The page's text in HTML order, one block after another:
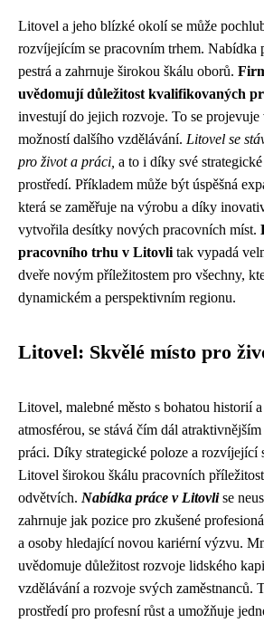
Litovel a jeho blízké okolí se může
rozvíjejícím se pracovním trhem. Nabídka
pestrá a zahrnuje širokou škálu oborů.
uvědomují důležitost kvalifikovaných
investují do jejich rozvoje. To se projevuje
možností dalšího vzdělávání. Litovel se
pro život a práci, a to i díky své
prostředí. Příkladem může být úspěšná
která se zaměřuje na výrobu a díky
vytvořila desítky nových pracovních míst.
pracovního trhu v Litovli tak vypadá
dveře novým příležitostem pro všechny,
dynamickém a perspektivním regionu.
Litovel: Skvělé místo pro
Litovel, malebné město s bohatou historií
atmosférou, se stává čím dál
práci. Díky strategické poloze a rozvíjející
Litovel širokou škálu pracovních
odvětvích. Nabídka práce v Litovlise
zahrnuje jak pozice pro zkušené
a osoby hledající novou kariérní výzvu.
uvědomuje důležitost rozvoje lidského
vzdělávání a rozvoje svých zaměstnanců.
prostředí pro profesní růst a umožňuje